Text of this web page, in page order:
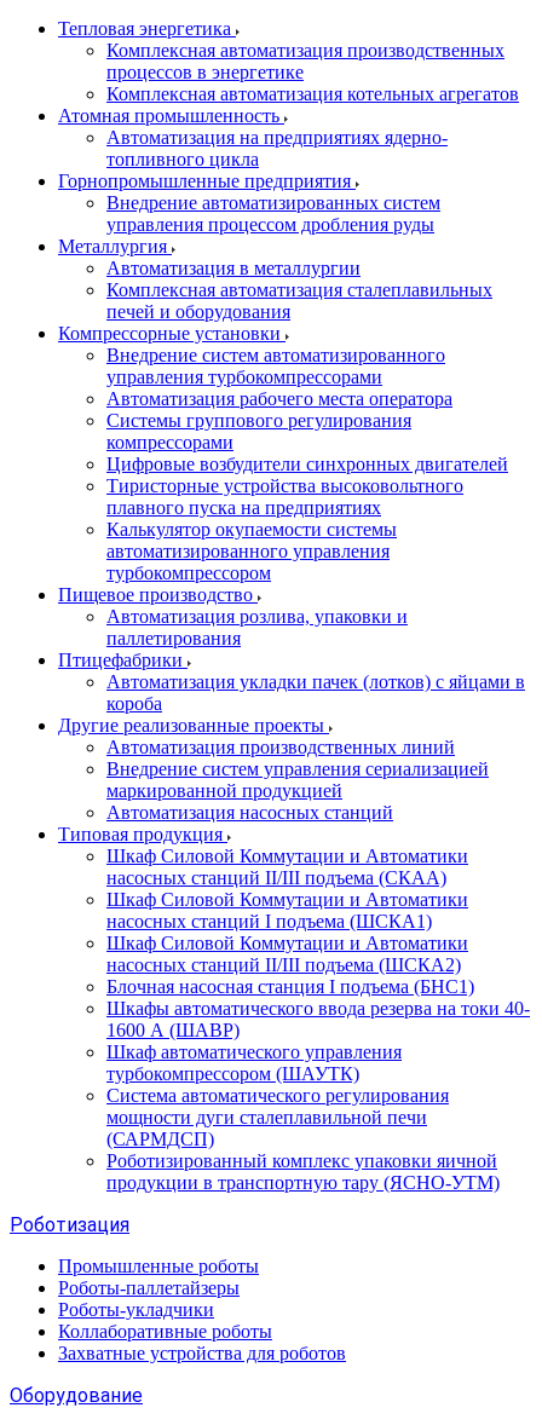
Тепловая энергетика
Комплексная автоматизация производственных
процессов в энергетике
Комплексная автоматизация котельных агрегатов
Атомная промышленность
Автоматизация на предприятиях ядерно-
топливного цикла
Горнопромышленные предприятия
Внедрение автоматизированных систем
управления процессом дробления руды
Металлургия
Автоматизация в металлургии
Комплексная автоматизация сталеплавильных
печей и оборудования
Компрессорные установки
Внедрение систем автоматизированного
управления турбокомпрессорами
Автоматизация рабочего места оператора
Системы группового регулирования
компрессорами
Цифровые возбудители синхронных двигателей
Тиристорные устройства высоковольтного
плавного пуска на предприятиях
Калькулятор окупаемости системы
автоматизированного управления
турбокомпрессором
Пищевое производство
Автоматизация розлива, упаковки и
паллетирования
Птицефабрики
Автоматизация укладки пачек (лотков) с яйцами в
короба
Другие реализованные проекты
Автоматизация производственных линий
Внедрение систем управления сериализацией
маркированной продукцией
Автоматизация насосных станций
Типовая продукция
Шкаф Силовой Коммутации и Автоматики
насосных станций II/III подъема (СКАА)
Шкаф Силовой Коммутации и Автоматики
насосных станций I подъема (ШСКА1)
Шкаф Силовой Коммутации и Автоматики
насосных станций II/III подъема (ШСКА2)
Блочная насосная станция I подъема (БНС1)
Шкафы автоматического ввода резерва на токи 40-
1600 А (ШАВР)
Шкаф автоматического управления
турбокомпрессором (ШАУТК)
Система автоматического регулирования
мощности дуги сталеплавильной печи
(САРМДСП)
Роботизированный комплекс упаковки яичной
продукции в транспортную тару (ЯСНО-УТМ)
Роботизация
Промышленные роботы
Роботы-паллетайзеры
Роботы-укладчики
Коллаборативные роботы
Захватные устройства для роботов
Оборудование